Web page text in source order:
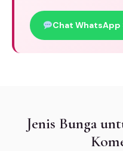
Chat WhatsApp
Jenis Bunga